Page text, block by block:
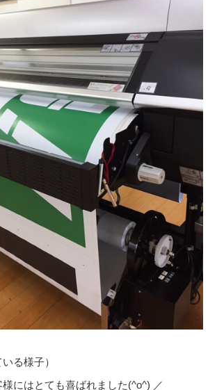
る様子）
にはとても喜ばれました(^o^) ／